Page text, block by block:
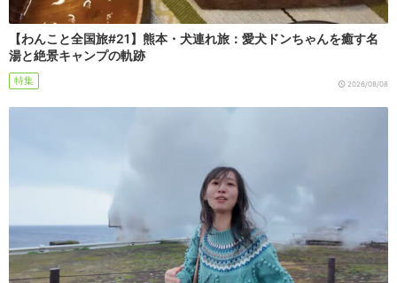
【わんこと全国旅#21】熊本・犬連れ旅：愛犬ドンちゃんを癒す名
湯と絶景キャンプの軌跡
特集 2026/08/08